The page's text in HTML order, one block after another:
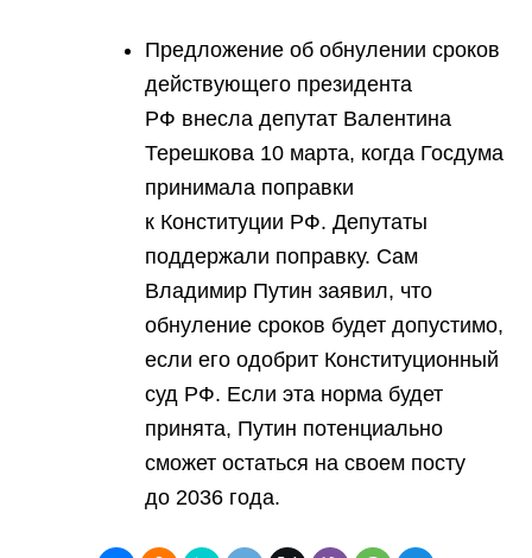
Предложение об обнулении сроков
действующего президента
РФ внесла депутат Валентина
Терешкова 10 марта, когда Госдума
принимала поправки
к Конституции РФ. Депутаты
поддержали поправку. Сам
Владимир Путин заявил, что
обнуление сроков будет допустимо,
если его одобрит Конституционный
суд РФ. Если эта норма будет
принята, Путин потенциально
сможет остаться на своем посту
до 2036 года.